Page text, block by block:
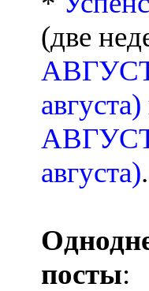
(две
августа)
августа).
посты: